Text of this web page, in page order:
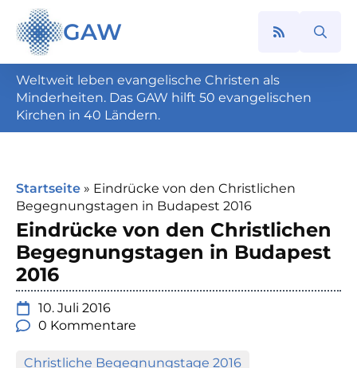
GAW
Search
Weltweit leben evangelische Christen als
Minderheiten. Das GAW hilft 50 evangelischen
Kirchen in 40 Ländern.
Startseite » Eindrücke von den Christlichen
Begegnungstagen in Budapest 2016
Eindrücke von den Christlichen
Begegnungstagen in Budapest
2016
10. Juli 2016
0 Kommentare
Christliche Begegnungstage 2016